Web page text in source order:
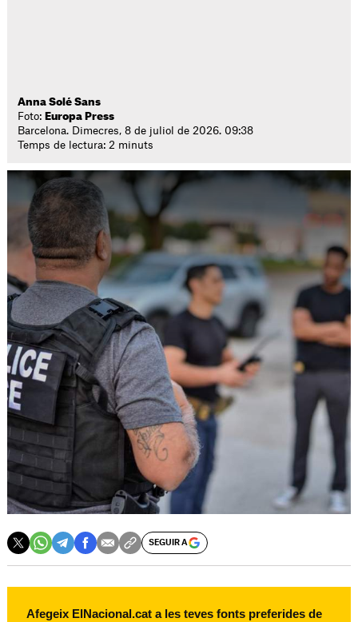
Anna Solé Sans
Foto: Europa Press
Barcelona. Dimecres, 8 de juliol de 2026. 09:38
Temps de lectura: 2 minuts
SEGUIR A
Afegeix ElNacional.cat a les teves fonts preferides de